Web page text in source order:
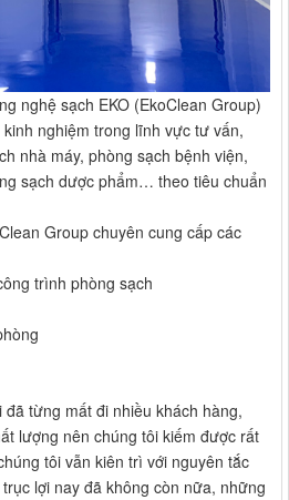
nghệ sạch EKO (EkoClean Group)
nghiệm trong lĩnh vực tư vấn,
nhà máy, phòng sạch bệnh viện,
sạch dược phẩm… theo tiêu chuẩn
Group chuyên cung cấp các
trình phòng sạch
từng mất đi nhiều khách hàng,
lượng nên chúng tôi kiếm được rất
tôi vẫn kiên trì với nguyên tắc
lợi nay đã không còn nữa, những